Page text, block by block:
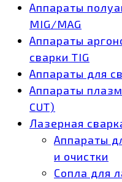
Аппараты
MIG/MAG
Аппараты
сварки TIG
Аппараты для
Аппараты
CUT)
Лазерная
Аппараты
и очистки
Сопла для